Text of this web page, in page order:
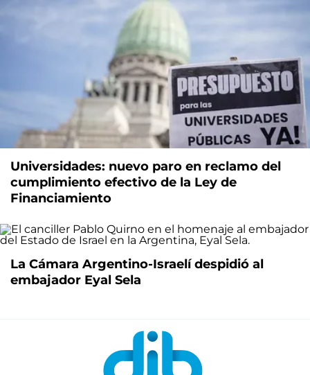
Universidades: nuevo paro en reclamo del
cumplimiento efectivo de la Ley de
Financiamiento
La Cámara Argentino-Israelí despidió al
embajador Eyal Sela